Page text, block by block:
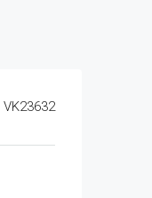
VK23632